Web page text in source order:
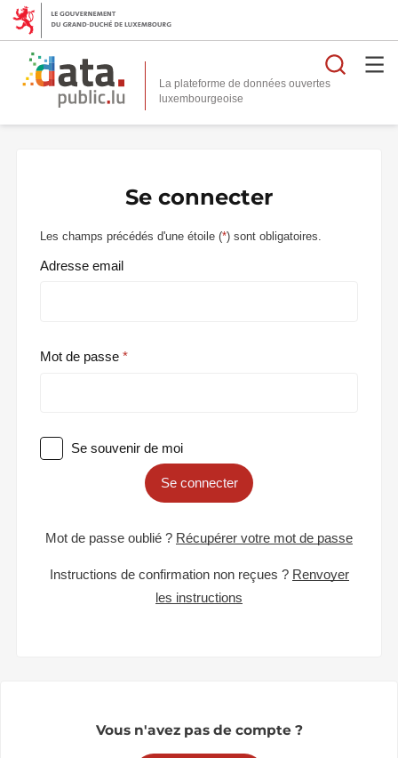
La plateforme de données ouvertes
Se connecter
Les champs précédés d'une étoile (*) sont obligatoires.
Adresse email
Mot de passe
Se souvenir de moi
Se connecter
Mot de passe oublié ? Récupérer votre mot de passe
Instructions de confirmation non reçues ? Renvoyer
les instructions
Vous n'avez pas de compte ?